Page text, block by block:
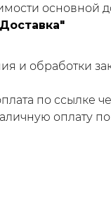
основной
и обработки
по ссылке
оплату по